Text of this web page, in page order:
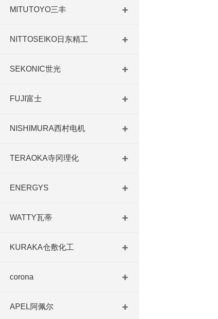
MITUTOYO三丰
NITTOSEIKO日东精工
SEKONIC世光
FUJI富士
NISHIMURA西村电机
TERAOKA寺冈理化
ENERGYS
WATTY瓦蒂
KURAKA仓敷化工
corona
APEL阿佩尔